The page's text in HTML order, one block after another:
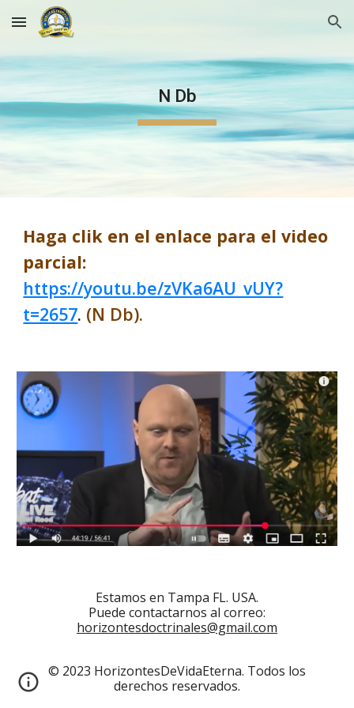
Skip to main content Skip to navigation
N Db
Haga clik en el enlace para el video
parcial:
https://youtu.be/zVKa6AU_vUY?
t=2657. (N Db).
Estamos en Tampa FL. USA.
Puede contactarnos al correo:
horizontesdoctrinales@gmail.com
© 2023 HorizontesDeVidaEterna. Todos los
derechos reservados.